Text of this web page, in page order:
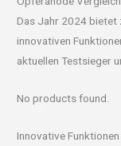
Das Jahr 2024 bietet
innovativen
aktuellen Testsieger
No products found.
Innovative Funktionen